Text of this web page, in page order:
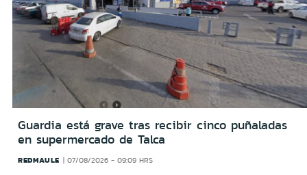
Guardia está grave tras recibir cinco puñaladas
en supermercado de Talca
REDMAULE 07/08/2026 - 09:09 HRS